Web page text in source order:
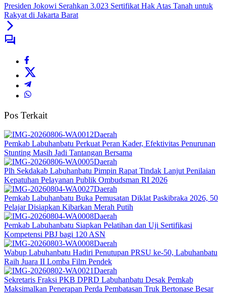
Presiden Jokowi Serahkan 3.023 Sertifikat Hak Atas Tanah untuk
Rakyat di Jakarta Barat
Pos Terkait
Daerah
Pemkab Labuhanbatu Perkuat Peran Kader, Efektivitas Penurunan
Stunting Masih Jadi Tantangan Bersama
Daerah
Plh Sekdakab Labuhanbatu Pimpin Rapat Tindak Lanjut Penilaian
Kepatuhan Pelayanan Publik Ombudsman RI 2026
Daerah
Pemkab Labuhanbatu Buka Pemusatan Diklat Paskibraka 2026, 50
Pelajar Disiapkan Kibarkan Merah Putih
Daerah
Pemkab Labuhanbatu Siapkan Pelatihan dan Uji Sertifikasi
Kompetensi PBJ bagi 120 ASN
Daerah
Wabup Labuhanbatu Hadiri Penutupan PRSU ke-50, Labuhanbatu
Raih Juara II Lomba Film Pendek
Daerah
Sekretaris Fraksi PKB DPRD Labuhanbatu Desak Pemkab
Maksimalkan Penerapan Perda Pembatasan Truk Bertonase Besar